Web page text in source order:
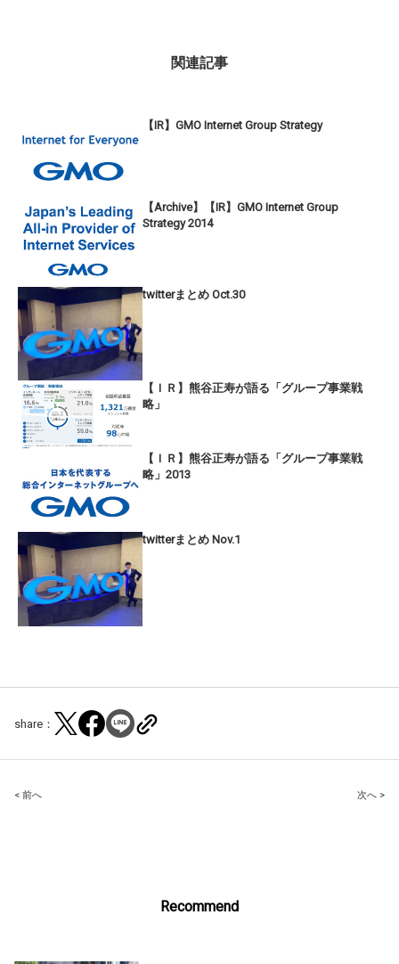
関連記事
【IR】GMO Internet Group Strategy
【Archive】【IR】GMO Internet Group
Strategy 2014
twitterまとめ Oct.30
【ＩＲ】熊谷正寿が語る「グループ事業戦
略」
【ＩＲ】熊谷正寿が語る「グループ事業戦
略」2013
twitterまとめ Nov.1
share：
Post
< 前へ 次へ >
Recommend